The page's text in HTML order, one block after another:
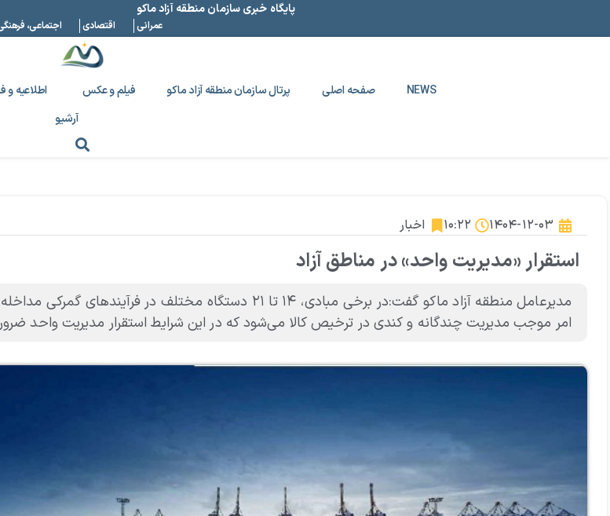
پایگاه خبری سازمان منطقه آزاد ماکو
عمرانی اقتصادی اجتماعی،
NEWS صفحه اصلی پرتال سازمان منطقه آزاد ماکو فیلم و عکس اطلاعیه و
آرشیو
۱۴۰۴-۱۲-۰۳ ۱۰:۲۲ اخبار
استقرار «مدیریت واحد» در مناطق آزاد
مدیرعامل منطقه آزاد ماکو گفت:در برخی مبادی، ۱۴ تا ۲۱ دستگاه مختلف در فرآیند‌های
امر موجب مدیریت چندگانه و کندی در ترخیص کالا می‌شود که در این شرایط استقرار مدیریت واحد